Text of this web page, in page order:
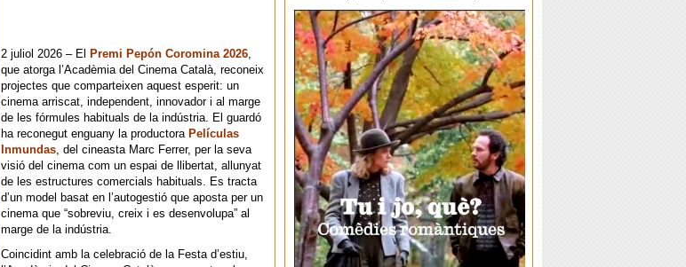
2 juliol 2026 – El Premi Pepón Coromina 2026,
que atorga l’Acadèmia del Cinema Català, reconeix
projectes que comparteixen aquest esperit: un
cinema arriscat, independent, innovador i al marge
de les fórmules habituals de la indústria. El guardó
ha reconegut enguany la productora Películas
Inmundas, del cineasta Marc Ferrer, per la seva
visió del cinema com un espai de llibertat, allunyat
de les estructures comercials habituals. Es tracta
d’un model basat en l’autogestió que aposta per un
cinema que “sobreviu, creix i es desenvolupa” al
marge de la indústria.
Coincidint amb la celebració de la Festa d’estiu,